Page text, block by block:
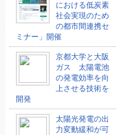
における低炭素
社会実現のため
の都市間連携セ
ミナー」開催
京都大学と大阪
ガス 太陽電池
の発電効率を向
上させる技術を
開発
太陽光発電の出
力変動緩和が可